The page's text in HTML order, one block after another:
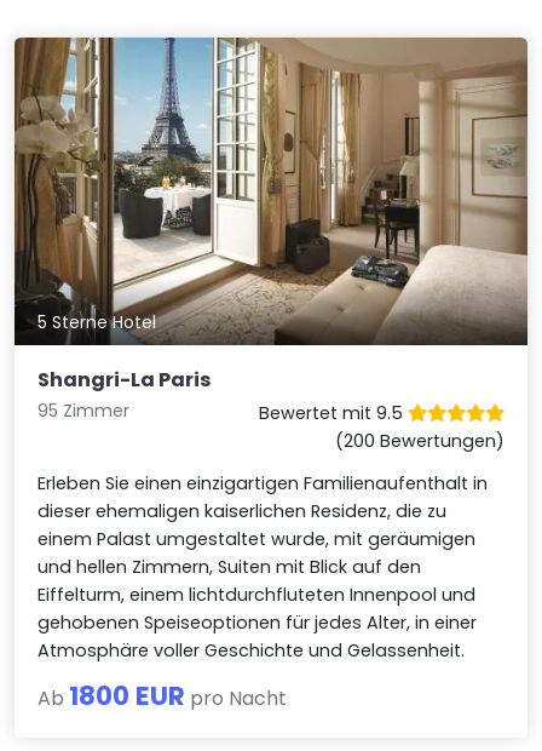
5 Sterne Hotel
Shangri-La Paris
95 Zimmer
Bewertet mit 9.5
(200 Bewertungen)
Erleben Sie einen einzigartigen Familienaufenthalt in
dieser ehemaligen kaiserlichen Residenz, die zu
einem Palast umgestaltet wurde, mit geräumigen
und hellen Zimmern, Suiten mit Blick auf den
Eiffelturm, einem lichtdurchfluteten Innenpool und
gehobenen Speiseoptionen für jedes Alter, in einer
Atmosphäre voller Geschichte und Gelassenheit.
Ab 1800 EUR pro Nacht